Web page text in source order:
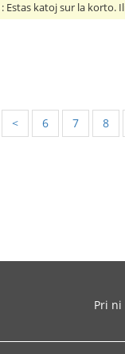
: Estas katoj sur la korto.
< 6 7 8
Pri ni